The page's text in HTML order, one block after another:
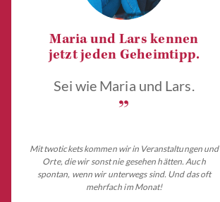
Maria und Lars kennen
jetzt jeden Geheimtipp.
Sei wie Maria und Lars.
„
Mit twotickets kommen wir in Veranstaltungen und
Orte, die wir sonst nie gesehen hätten. Auch
spontan, wenn wir unterwegs sind. Und das oft
mehrfach im Monat!